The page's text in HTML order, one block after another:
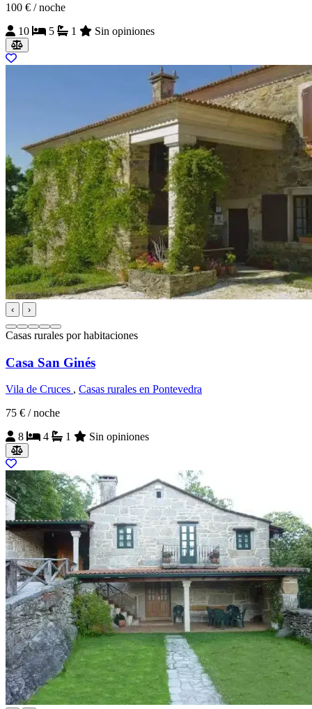
100 € / noche
10
5 1 Sin opiniones
‹ ›
Casas rurales por habitaciones
Casa San Ginés
Vila de Cruces , Casas rurales en Pontevedra
75 € / noche
8
4 1 Sin opiniones